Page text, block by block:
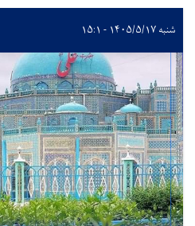
شنبه ۱۴۰۵/۵/۱۷ - ۱۵:۱